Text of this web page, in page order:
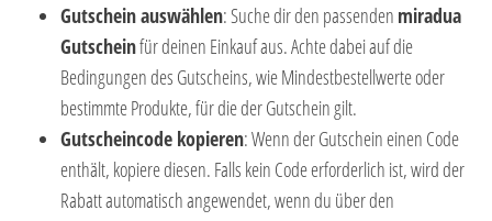
Gutschein auswählen: Suche dir den passenden miradua
Gutscheinfür deinen Einkauf aus. Achte dabei auf die
Bedingungen des Gutscheins, wie Mindestbestellwerte oder
bestimmte Produkte, für die der Gutschein gilt.
Gutscheincode kopieren: Wenn der Gutschein einen Code
enthält, kopiere diesen. Falls kein Code erforderlich ist, wird der
Rabatt automatisch angewendet, wenn du über den